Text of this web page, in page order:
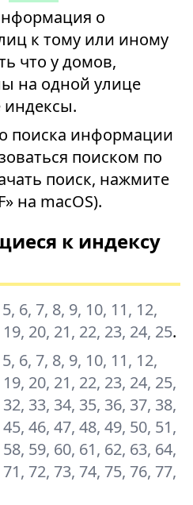
о
к тому или иному
что у домов,
на одной улице
индексы.
поиска информации
поиском по
поиск, нажмите
на macOS).
к индексу
6, 7, 8, 9, 10, 11, 12,
20, 21, 22, 23, 24, 25.
6, 7, 8, 9, 10, 11, 12,
20, 21, 22, 23, 24, 25,
33, 34, 35, 36, 37, 38,
46, 47, 48, 49, 50, 51,
59, 60, 61, 62, 63, 64,
72, 73, 74, 75, 76, 77,